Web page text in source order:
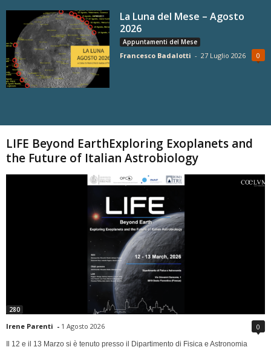
La Luna del Mese – Agosto
2026
Appuntamenti del Mese
Francesco Badalotti - 27 Luglio 2026 0
LIFE Beyond EarthExploring Exoplanets and
the Future of Italian Astrobiology
280
Irene Parenti - 1 Agosto 2026 0
Il 12 e il 13 Marzo si è tenuto presso il Dipartimento di Fisica e Astronomia